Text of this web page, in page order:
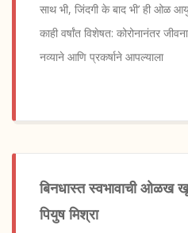
साथ भी, जिंदगी के बाद भी’ ही ओळ
काही वर्षांत विशेषत: कोरोनानंतर
नव्याने आणि प्रकर्षाने आपल्याला
बिनधास्त स्वभावाची ओळख
पियुष मिश्रा